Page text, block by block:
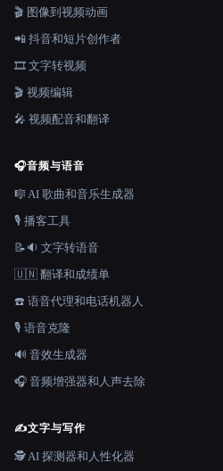
🎬 图像到视频动画
📲 抖音和短片创作者
🎞️ 文字转视频
🎬 视频编辑
🎤 视频配音和翻译
🎧音频与语音
🎼 AI 歌曲和音乐生成器
🎙️ 播客工具
📝🔉 文字转语音
🇺🇳 翻译和成绩单
☎️ 语音代理和电话机器人
🎙️ 语音克隆
🔊 音效生成器
🎧 音频增强器和人声去除
✍️文字与写作
🕵️ AI 探测器和人性化器